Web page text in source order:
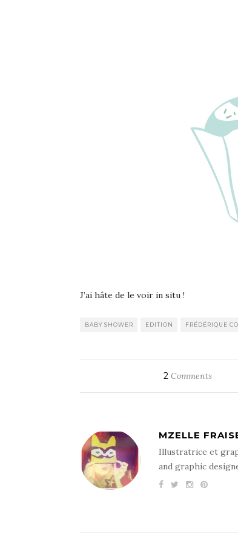
J’ai hâte de le voir in situ !
BABY SHOWER EDITION FRÉDÉRIQUE
2 Comments
MZELLE
Illustratrice et
and graphic